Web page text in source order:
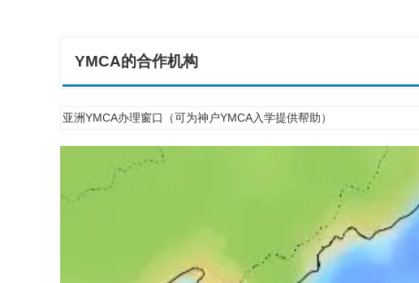
YMCA的合作机构
亚洲YMCA办理窗口（可为神户YMCA入学提供帮助）